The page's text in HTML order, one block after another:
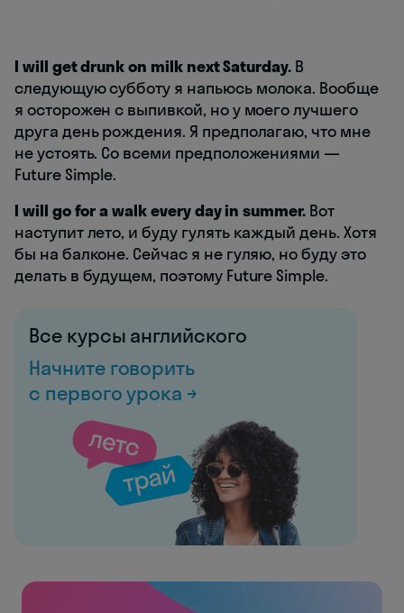
I will get drunk on milk next Saturday. В
следующую субботу я напьюсь молока. Вообще
я осторожен с выпивкой, но у моего лучшего
друга день рождения. Я предполагаю, что мне
не устоять. Со всеми предположениями —
Future Simple.
I will go for a walk every day in summer. Вот
наступит лето, и буду гулять каждый день. Хотя
бы на балконе. Сейчас я не гуляю, но буду это
делать в будущем, поэтому Future Simple.
Все курсы английского
Начните говорить
с первого урока →